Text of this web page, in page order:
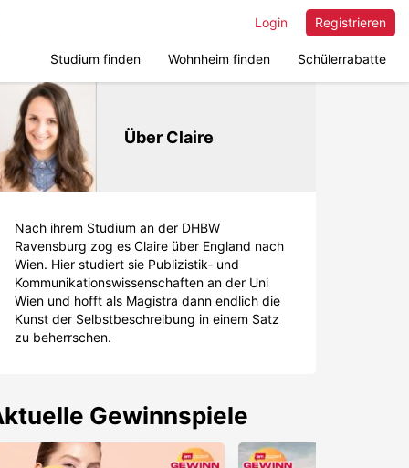
Registrieren
Login
Studium finden Wohnheim finden Schülerrabatte
Über Claire
Nach ihrem Studium an der DHBW
Ravensburg zog es Claire über England nach
Wien. Hier studiert sie Publizistik- und
Kommunikationswissenschaften an der Uni
Wien und hofft als Magistra dann endlich die
Kunst der Selbstbeschreibung in einem Satz
zu beherrschen.
Gewinnspiele